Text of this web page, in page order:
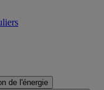
de l'énergie